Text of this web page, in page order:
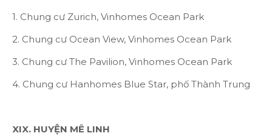
1. Chung cư Zurich, Vinhomes Ocean Park
2. Chung cư Ocean View, Vinhomes Ocean Park
3. Chung cư The Pavilion, Vinhomes Ocean Park
4. Chung cư Hanhomes Blue Star, phố Thành Trung
XIX. HUYỆN MÊ LINH